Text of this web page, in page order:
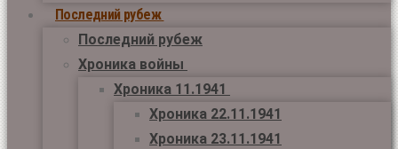
Последний рубеж
Последний рубеж
Хроника войны
Хроника 11.1941
Хроника 22.11.1941
Хроника 23.11.1941